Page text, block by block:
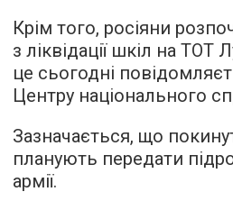
Крім того, росіяни
з ліквідації шкіл на ТОТ
це сьогодні
Центру національного
Зазначається, що
планують передати
армії.